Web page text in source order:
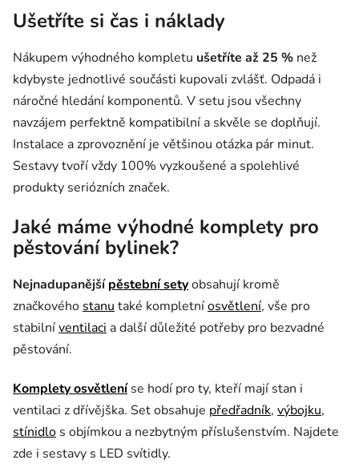
Ušetříte si čas i náklady
Nákupem výhodného kompletu ušetříte až 25 % než
kdybyste jednotlivé součásti kupovali zvlášť. Odpadá i
náročné hledání komponentů. V setu jsou všechny
navzájem perfektně kompatibilní a skvěle se doplňují.
Instalace a zprovoznění je většinou otázka pár minut.
Sestavy tvoří vždy 100% vyzkoušené a spolehlivé
produkty seriózních značek.
Jaké máme výhodné komplety pro
pěstování bylinek?
Nejnadupanějšípěstební setyobsahují kromě
značkového stanu také kompletníosvětlení, vše pro
stabilníventilaci a další důležité potřeby pro bezvadné
pěstování.
Komplety osvětleníse hodí pro ty, kteří mají stan i
ventilaci z dřívějška. Set obsahuje předřadník, výbojku,
stínidlo s objímkou a nezbytným příslušenstvím. Najdete
zde i sestavy s LED svítidly.